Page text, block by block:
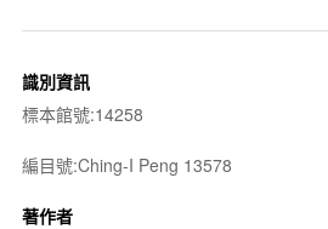
識別資訊
標本館號:14258
編目號:Ching-I Peng 13578
著作者